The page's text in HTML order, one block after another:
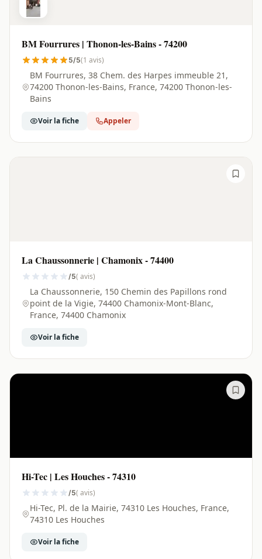
BM Fourrures | Thonon-les-Bains - 74200
5/5(1 avis)
BM Fourrures, 38 Chem. des Harpes immeuble 21,
74200 Thonon-les-Bains, France, 74200 Thonon-les-
Bains
Voir la fiche Appeler
La Chaussonnerie | Chamonix - 74400
/5( avis)
La Chaussonnerie, 150 Chemin des Papillons rond
point de la Vigie, 74400 Chamonix-Mont-Blanc,
France, 74400 Chamonix
Voir la fiche
Hi-Tec | Les Houches - 74310
/5( avis)
Hi-Tec, Pl. de la Mairie, 74310 Les Houches, France,
74310 Les Houches
Voir la fiche